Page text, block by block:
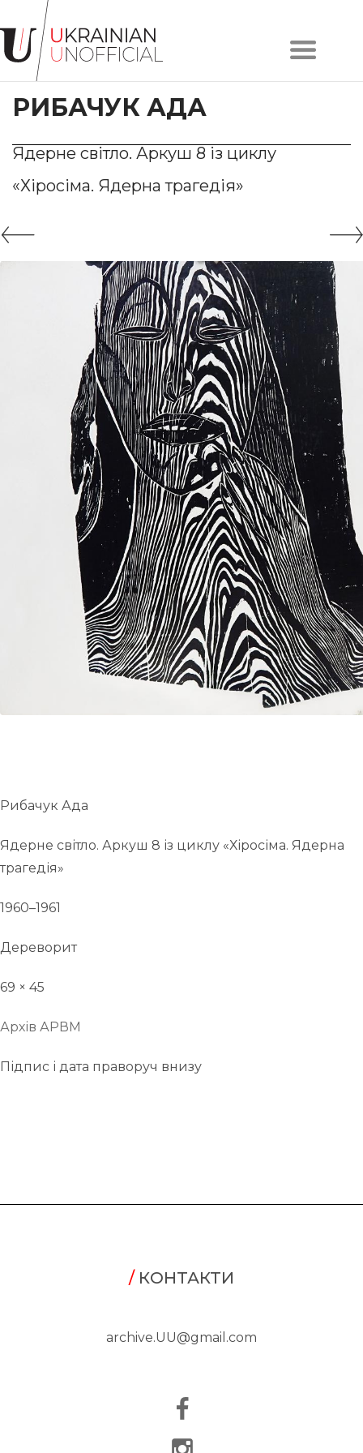
Головна
Про
проєкт
Художники
Твори
Колекції
#KYIV
ENG
РИБАЧУК АДА
Ядерне світло. Аркуш 8 із циклу
«Хіросіма. Ядерна трагедія»
Рибачук Ада
Ядерне світло. Аркуш 8 із циклу «Хіросіма. Ядерна
трагедія»
1960–1961
Дереворит
69 × 45
Архів АРВМ
Підпис і дата праворуч внизу
/КОНТАКТИ
archive.UU@gmail.com